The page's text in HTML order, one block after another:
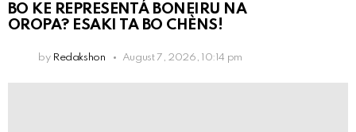
BO KE REPRESENTÁ BONEIRU NA
OROPA? ESAKI TA BO CHÈNS!
by Redakshon August 7, 2026, 10:14 pm